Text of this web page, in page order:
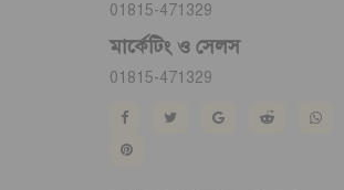
01815-471329
মার্কেটিং ও সেলস
01815-471329